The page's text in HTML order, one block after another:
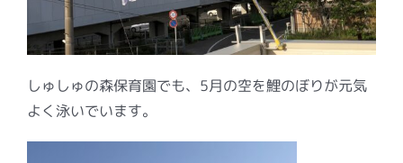
しゅしゅの森保育園でも、5月の空を鯉のぼりが元気
よく泳いでいます。